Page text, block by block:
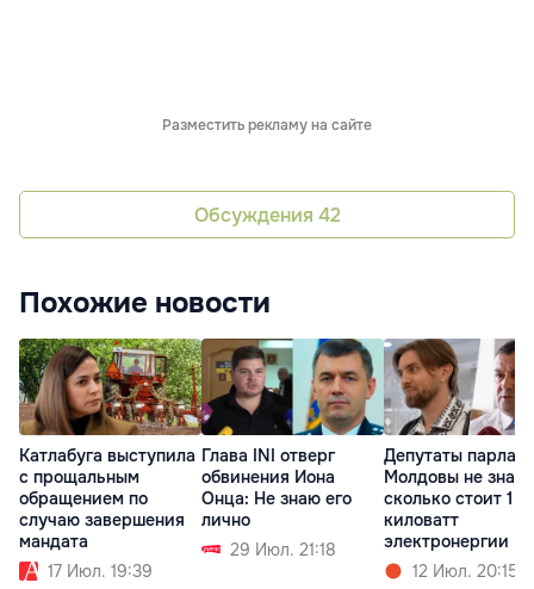
Разместить рекламу на сайте
Обсуждения 42
Похожие новости
Катлабуга выступила
с прощальным
обращением по
случаю завершения
мандата
17 Июл. 19:39
Глава INI отверг
обвинения Иона
Онца: Не знаю его
лично
29 Июл. 21:18
Депутаты
Молдовы не
сколько стоит 1
киловатт
электронергии
12 Июл. 20:15